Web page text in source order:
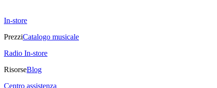
In-store
PrezziCatalogo musicale
Radio In-store
RisorseBlog
Centro assistenza